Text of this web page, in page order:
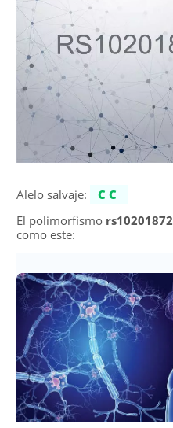
Alelo salvaje:
CC
El polimorfismo rs10201872
como este: